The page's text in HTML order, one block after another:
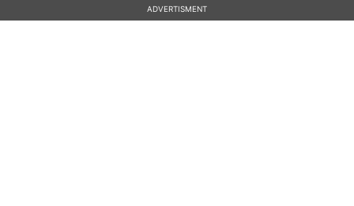
ADVERTISMENT